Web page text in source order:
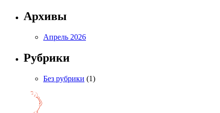
Архивы
Апрель 2026
Рубрики
Без рубрики (1)